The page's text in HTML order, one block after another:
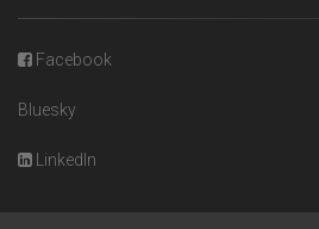
Facebook
Bluesky
LinkedIn